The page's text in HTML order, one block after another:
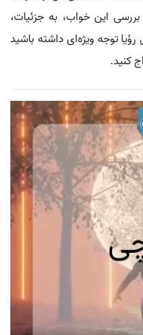
این خواب، به جزئیات،
توجه ویژه‌ای داشته باشید
کنید.